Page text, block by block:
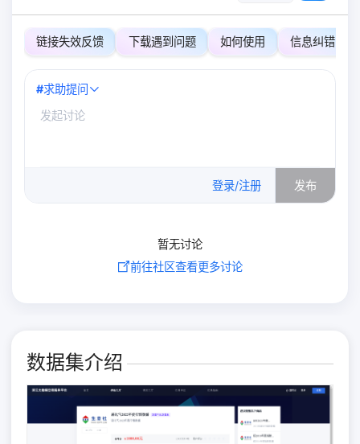
链接失效反馈 下载遇到问题 如何使用 信息纠错
#求助提问
登录/注册 发布
暂无讨论
前往社区查看更多讨论
数据集介绍